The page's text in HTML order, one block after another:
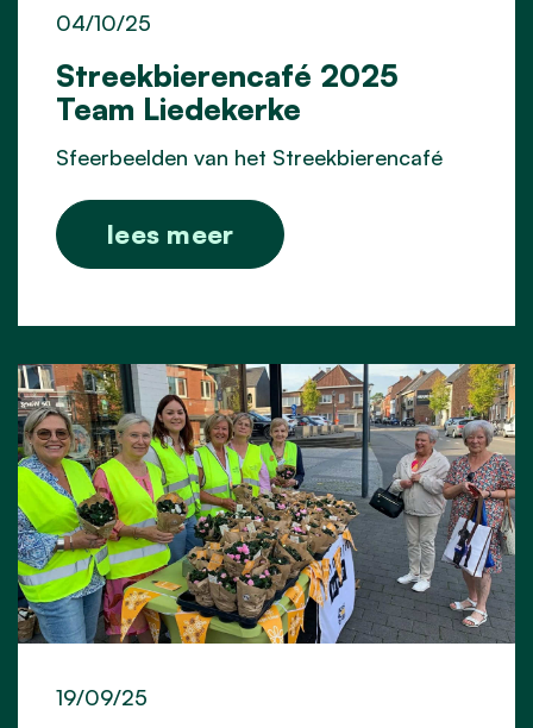
Streekbierencafé 2025
Team Liedekerke
04/10/25
Sfeerbeelden van het Streekbierencafé
lees meer
19/09/25